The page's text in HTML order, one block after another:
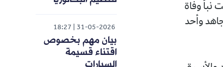
18:27
بيان مهم بخصوص
اقتناء قسيمة